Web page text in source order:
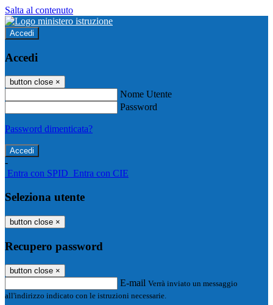
Salta al contenuto
Accedi
Accedi
button close ×
Nome Utente
Password
Password dimenticata?
-
Entra con SPID Entra con CIE
Seleziona utente
button close ×
Recupero password
button close ×
E-mail Verrà inviato un messaggio
all'indirizzo indicato con le istruzioni necessarie.